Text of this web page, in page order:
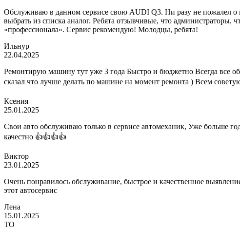
Обслуживаю в данном сервисе свою AUDI Q3. Ни разу не пожалел о
выбрать из списка аналог. Ребята отзывчивые, что администраторы,
«профессионала». Сервис рекомендую! Молодцы, ребята!
Ильнур
22.04.2025
Ремонтирую машину тут уже 3 года Быстро и бюджетно Всегда все
сказал что лучше делать по машине на момент ремонта ) Всем
Ксения
25.01.2025
Свои авто обслуживаю только в сервисе автомеханик, Уже больше
качестно 👍👍👍👍
Виктор
23.01.2025
Очень понравилось обслуживание, быстрое и качественное
этот автосервис
Лена
15.01.2025
ТО